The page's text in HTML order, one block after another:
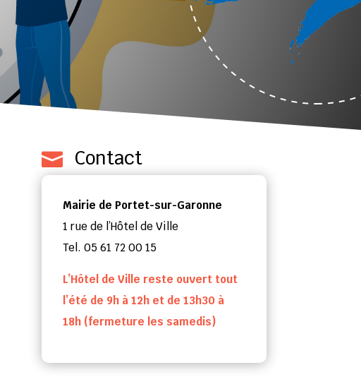
 Contact
Mairie de Portet-sur-Garonne
1 rue de l’Hôtel de Ville
Tel. 05 61 72 00 15
L’Hôtel de Ville reste ouvert tout
l’été de 9h à 12h et de 13h30 à
18h (fermeture les samedis)